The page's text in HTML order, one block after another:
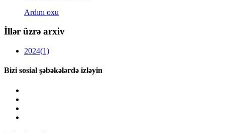
Ardını oxu
İllər üzrə arxiv
2024(1)
Bizi sosial şəbəkələrdə izləyin